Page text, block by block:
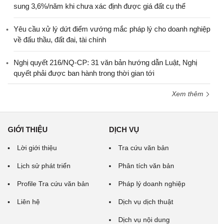
sung 3,6%/năm khi chưa xác định được giá đất cụ thể
Yêu cầu xử lý dứt điểm vướng mắc pháp lý cho doanh nghiệp
về đấu thầu, đất đai, tài chính
Nghị quyết 216/NQ-CP: 31 văn bản hướng dẫn Luật, Nghị
quyết phải được ban hành trong thời gian tới
Xem thêm
GIỚI THIỆU
Lời giới thiệu
Lịch sử phát triển
Profile Tra cứu văn bản
Liên hệ
DỊCH VỤ
Tra cứu văn bản
Phân tích văn bản
Pháp lý doanh nghiệp
Dịch vụ dịch thuật
Dịch vụ nội dung